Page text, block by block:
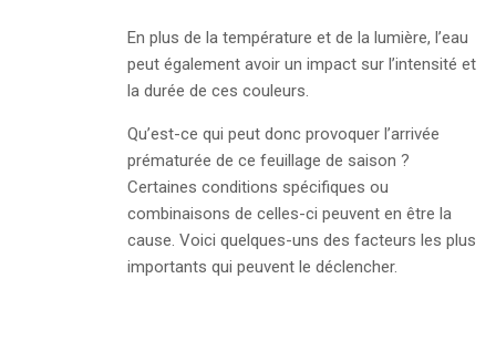
En plus de la température et de la lumière, l’eau
peut également avoir un impact sur l’intensité et
la durée de ces couleurs.
Qu’est-ce qui peut donc provoquer l’arrivée
prématurée de ce feuillage de saison ?
Certaines conditions spécifiques ou
combinaisons de celles-ci peuvent en être la
cause. Voici quelques-uns des facteurs les plus
importants qui peuvent le déclencher.